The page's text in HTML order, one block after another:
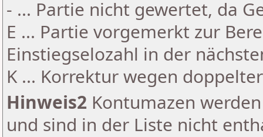
- ... Partie nicht gewertet, da
E ... Partie vorgemerkt zur
Einstiegselozahl in der
K ... Korrektur wegen
Hinweis2 Kontumazen
und sind in der Liste nicht